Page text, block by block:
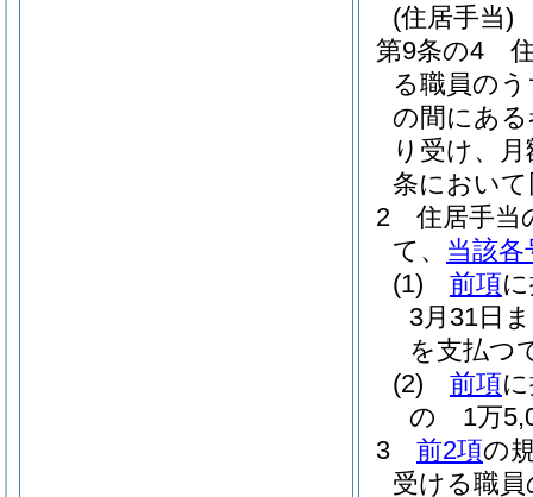
(住居手当)
第9条の4
る職員の
の間にあ
り受け、
条におい
2
住居手当
て、 当該各
(1)
前項
3月31日
を支払つ
(2)
前項
の 1万
3
前2項の
受ける職